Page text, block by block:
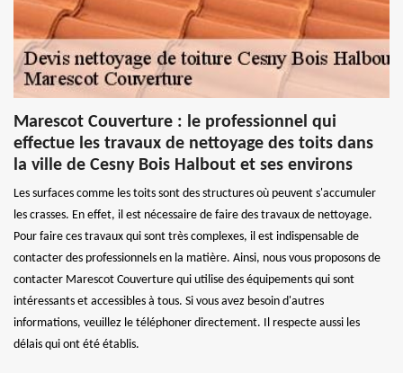
Marescot Couverture : le professionnel qui
effectue les travaux de nettoyage des toits dans
la ville de Cesny Bois Halbout et ses environs
Les surfaces comme les toits sont des structures où peuvent s'accumuler
les crasses. En effet, il est nécessaire de faire des travaux de nettoyage.
Pour faire ces travaux qui sont très complexes, il est indispensable de
contacter des professionnels en la matière. Ainsi, nous vous proposons de
contacter Marescot Couverture qui utilise des équipements qui sont
intéressants et accessibles à tous. Si vous avez besoin d'autres
informations, veuillez le téléphoner directement. Il respecte aussi les
délais qui ont été établis.